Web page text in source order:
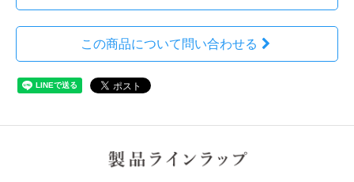
この商品について問い合わせる